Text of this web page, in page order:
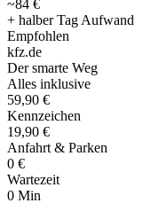
~84 €
+ halber Tag Aufwand
Empfohlen
kfz.de
Der smarte Weg
Alles inklusive
59,90 €
Kennzeichen
19,90 €
Anfahrt & Parken
0 €
Wartezeit
0 Min